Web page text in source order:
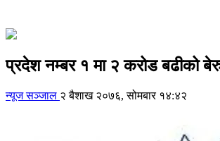
प्रदेश नम्बर १ मा २ करोड बढीको
न्यूज सञ्जाल २ बैशाख २०७६, सोमबार १४:४२